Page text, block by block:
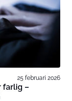
25 februari 2026
farlig –